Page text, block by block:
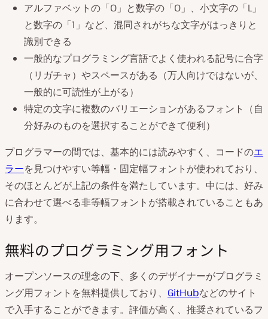
アルファベットの「O」と数字の「0」、小文字の「L」
と数字の「1」など、混同されがちな文字がはっきりと
識別できる
一般的なプログラミング言語でよく使われる記号に合字
（リガチャ）やスペースがある（万人向けではないが、
一般的に可読性が上がる）
特定の文字に複数のバリエーションがあるフォント（自
分好みのものを選択することができて便利）
プログラマーの間では、基本的には読みやすく、コードのエ
ラーを見つけやすい等幅・固定幅フォントが使われており、
そのほとんどが上記の条件を満たしています。中には、好み
に合わせて選べる非等幅フォントが搭載されていることもあ
ります。
無料のプログラミング用フォント
オープンソースの理念の下、多くのデザイナーがプログラミ
ング用フォントを無料提供しており、 GitHubなどのサイト
で入手することができます。評価が高く、推奨されているフ